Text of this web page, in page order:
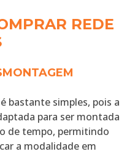
REDE
bastante simples, pois a
para ser montada
de tempo, permitindo
a modalidade em